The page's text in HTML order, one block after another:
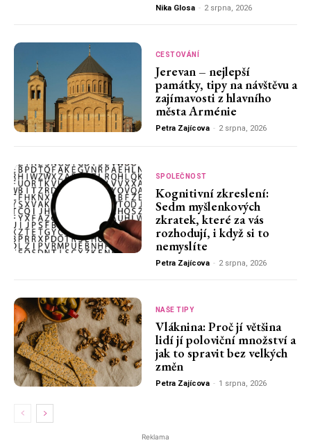
Nika Glosa - 2 srpna, 2026
CESTOVÁNÍ
Jerevan – nejlepší
památky, tipy na návštěvu a
zajímavosti z hlavního
města Arménie
Petra Zajícova - 2 srpna, 2026
SPOLEČNOST
Kognitivní zkreslení:
Sedm myšlenkových
zkratek, které za vás
rozhodují, i když si to
nemyslíte
Petra Zajícova - 2 srpna, 2026
NAŠE TIPY
Vláknina: Proč jí většina
lidí jí poloviční množství a
jak to spravit bez velkých
změn
Petra Zajícova - 1 srpna, 2026
Reklama